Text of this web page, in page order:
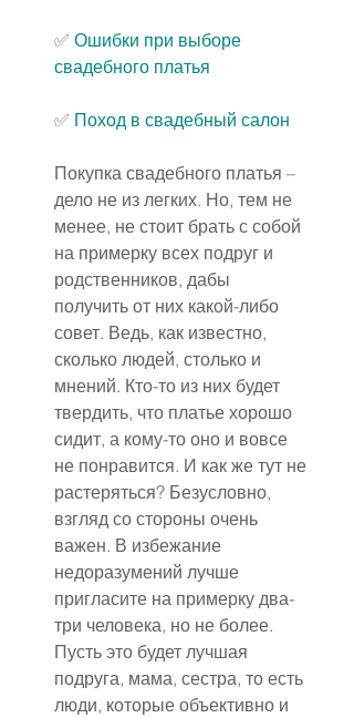
✅ Ошибки при выборе
свадебного платья
✅ Поход в свадебный салон
Покупка свадебного платья –
дело не из легких. Но, тем не
менее, не стоит брать с собой
на примерку всех подруг и
родственников, дабы
получить от них какой-либо
совет. Ведь, как известно,
сколько людей, столько и
мнений. Кто-то из них будет
твердить, что платье хорошо
сидит, а кому-то оно и вовсе
не понравится. И как же тут не
растеряться? Безусловно,
взгляд со стороны очень
важен. В избежание
недоразумений лучше
пригласите на примерку два-
три человека, но не более.
Пусть это будет лучшая
подруга, мама, сестра, то есть
люди, которые объективно и